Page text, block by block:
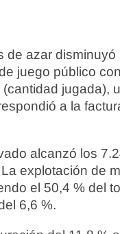
de azar
juego público
jugada),
a la
alcanzó los
explotación de
el 50,4 % del
6,6 %.